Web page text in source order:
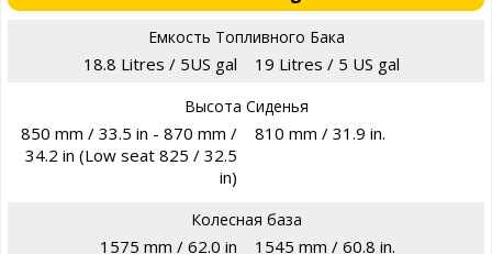
Емкость Топливного Бака
18.8 Litres / 5US gal 19 Litres / 5 US gal
Высота Сиденья
850 mm / 33.5 in - 870 mm /
34.2 in (Low seat 825 / 32.5
in)
810 mm / 31.9 in.
Колесная база
1575 mm / 62.0 in 1545 mm / 60.8 in.